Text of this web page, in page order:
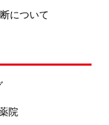
について
院